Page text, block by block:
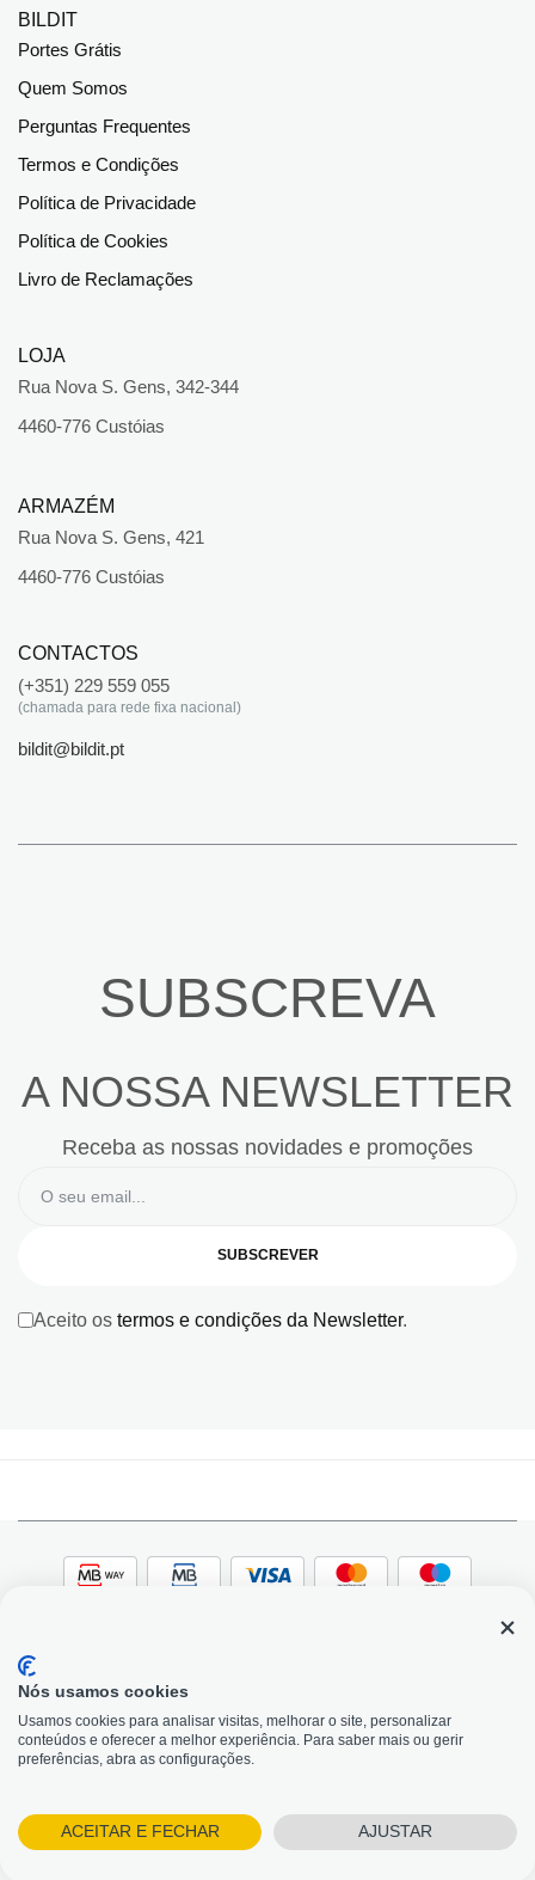
BILDIT
Portes Grátis
Quem Somos
Perguntas Frequentes
Termos e Condições
Política de Privacidade
Política de Cookies
Livro de Reclamações
LOJA
Rua Nova S. Gens, 342-344
4460-776 Custóias
ARMAZÉM
Rua Nova S. Gens, 421
4460-776 Custóias
CONTACTOS
(+351) 229 559 055
(chamada para rede fixa nacional)
bildit@bildit.pt
SUBSCREVA
A NOSSA NEWSLETTER
Receba as nossas novidades e promoções
SUBSCREVER
Aceito os termos e condições da Newsletter.
© 2026, Bildit. Todos os direitos reservados | Powered
by Toogas, with
Magento
Precisa de Ajuda?
Nós usamos cookies
Usamos cookies para analisar visitas, melhorar o site, personalizar
conteúdos e oferecer a melhor experiência. Para saber mais ou gerir
preferências, abra as configurações.
ACEITAR E FECHAR AJUSTAR